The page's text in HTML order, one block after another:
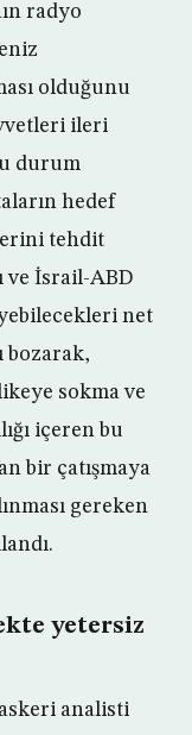
radyo
olduğunu
ileri
durum
hedef
tehdit
ve İsrail-ABD
net
bozarak,
sokma ve
içeren bu
bir çatışmaya
gereken
yetersiz
analisti